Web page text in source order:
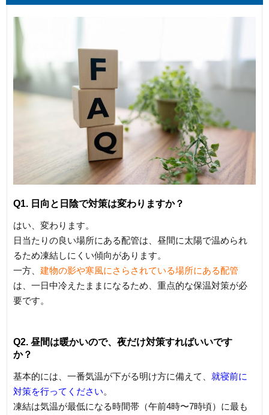
Q1. 日向と日陰で対策は変わりますか？
はい、変わります。
日当たりの良い場所にある配管は、昼間に太陽で温められ
るため凍結しにくい傾向があります。
一方、建物の影や寒風にさらされている場所にある配管
は、一日中冷えたままになるため、重点的な保温対策が必
要です。
Q2. 昼間は暖かいので、夜だけ対策すればいいです
か？
基本的には、一番気温が下がる明け方に備えて、就寝前に
対策を行ってください。
凍結は気温が最低になる時間帯（午前4時〜7時頃）に最も